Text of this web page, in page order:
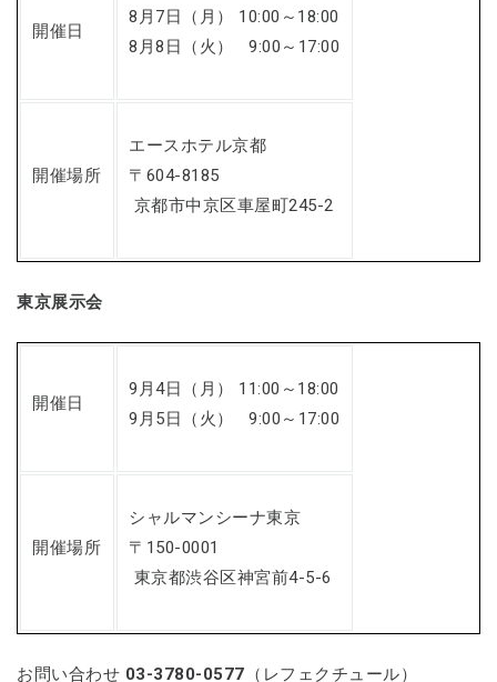
開催日
8月7日（月） 10:00～18:00
8月8日（火） 9:00～17:00
開催場所
エースホテル京都
〒604-8185
京都市中京区車屋町245-2
東京展示会
開催日
9月4日（月） 11:00～18:00
9月5日（火） 9:00～17:00
開催場所
シャルマンシーナ東京
〒150-0001
東京都渋谷区神宮前4-5-6
お問い合わせ 03-3780-0577 （レフェクチュール）